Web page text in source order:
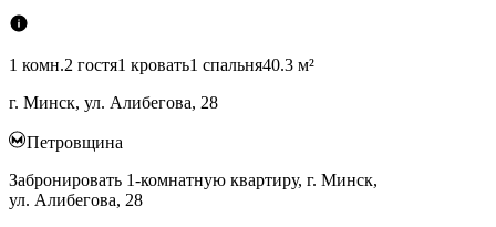
1 комн.2 гостя1 кровать1 спальня40.3 м²
г. Минск, ул. Алибегова, 28
Петровщина
Забронировать 1-комнатную квартиру, г. Минск,
ул. Алибегова, 28